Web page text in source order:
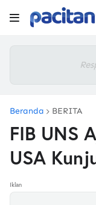
Beranda BERITA
FIB UNS
USA
Iklan